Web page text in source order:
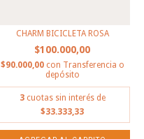
CHARM BICICLETA ROSA
$100.000,00
$90.000,00 con Transferencia o
depósito
3 cuotas sin interés de
$33.333,33